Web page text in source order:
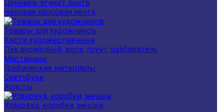
Ценники, этикет лента
Чековая кассовая лента
Товары для художников
Кисти художественные
Лак акриловый, воск, грунт, разбавитель
Мастихины
Графические материалы
Скетчбуки
Холсты
Упаковка, коробки, мешки